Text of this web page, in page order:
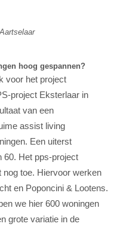
hoog gespannen?
voor het project
project Eksterlaar in
van een
assist living
Een uiterst
60. Het pps-project
nog toe. Hiervoor werken
en Poponcini & Lootens.
we hier 600 woningen
grote variatie in de